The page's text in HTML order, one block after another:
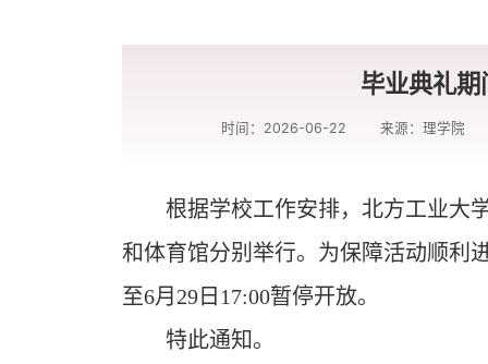
毕业典礼
时间：2026-06-22 来源：理学院
根据学校工作安排，北方工业大
和体育馆分别举行。为保障活动顺利
至6月 29 日 17:00暂停开放。
特此通知。